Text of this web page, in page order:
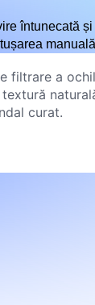
întunecată